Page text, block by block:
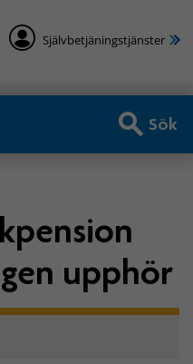
Självbetjäningstjänster
Sök
upphör